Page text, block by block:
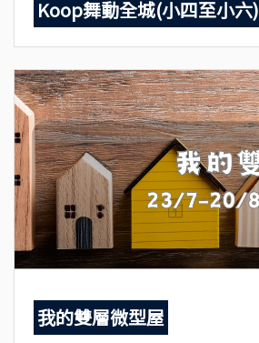
Koop舞動全城(小四至小六)
我的雙層微型屋